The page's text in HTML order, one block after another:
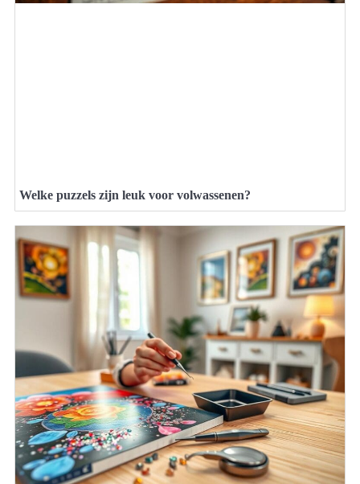
Welke puzzels zijn leuk voor volwassenen?